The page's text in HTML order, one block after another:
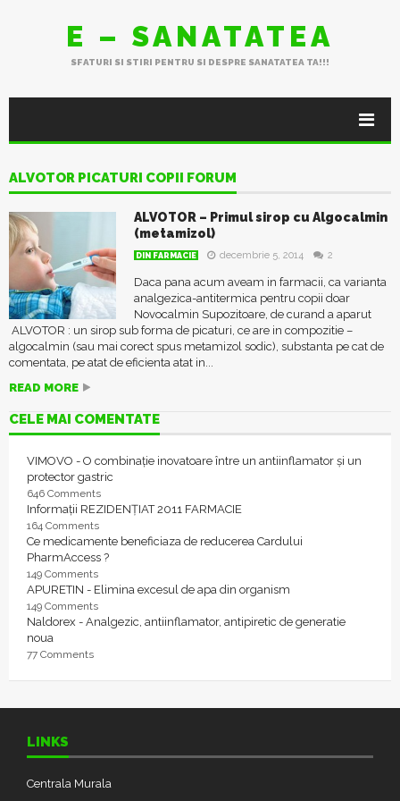
E – SANATATEA
SFATURI SI STIRI PENTRU SI DESPRE SANATATEA TA!!!
ALVOTOR PICATURI COPII FORUM
ALVOTOR – Primul sirop cu Algocalmin
(metamizol)
DIN FARMACIE decembrie 5, 2014 2
Daca pana acum aveam in farmacii, ca varianta
analgezica-antitermica pentru copii doar
Novocalmin Supozitoare, de curand a aparut
ALVOTOR : un sirop sub forma de picaturi, ce are in compozitie –
algocalmin (sau mai corect spus metamizol sodic), substanta pe cat de
comentata, pe atat de eficienta atat in...
READ MORE
CELE MAI COMENTATE
VIMOVO - O combinație inovatoare între un antiinflamator și un
protector gastric
646 Comments
Informații REZIDENȚIAT 2011 FARMACIE
164 Comments
Ce medicamente beneficiaza de reducerea Cardului
PharmAccess ?
149 Comments
APURETIN - Elimina excesul de apa din organism
149 Comments
Naldorex - Analgezic, antiinflamator, antipiretic de generatie
noua
77 Comments
LINKS
Centrala Murala